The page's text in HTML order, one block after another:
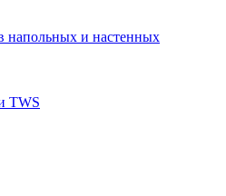
напольных и настенных
TWS